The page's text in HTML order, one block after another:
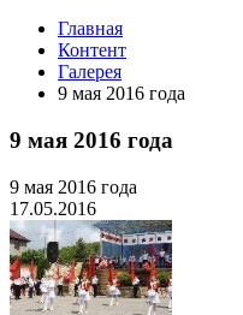
Главная
Контент
Галерея
9 мая 2016 года
9 мая 2016 года
9 мая 2016 года
17.05.2016